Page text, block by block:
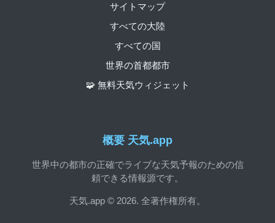
概要 天気.app
世界中の都市の正確でライブな天気予報のための信
頼できる情報源です。
天気.app © 2026. 全著作権所有。
サイトマップ
すべての大陸
すべての国
世界の首都都市
🧩 無料天気ウィジェット